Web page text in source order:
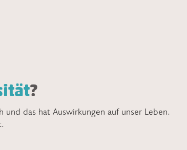
?
das hat Auswirkungen auf unser Leben.